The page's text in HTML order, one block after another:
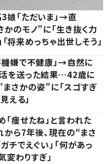
「ただいま」→直
のモノ”に「生き抜く力
「将来めっちゃ出世しそう」
嫌で不健康」→自然に
を送った結果…42歳に
さかの姿”に「スゴすぎ
える」
「痩せたね」と言われた
ら7年後、現在の“まさ
チでえぐい」「何があっ
変わりすぎ」